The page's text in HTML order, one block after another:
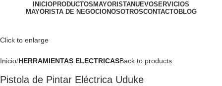
INICIOPRODUCTOS MAYORISTANUEVOSERVICIOS
MAYORISTA DE NEGOCIONOSOTROSCONTACTOBLOG
Click to enlarge
Inicio HERRAMIENTAS ELECTRICASBack to products
Pistola de Pintar Eléctrica Uduke